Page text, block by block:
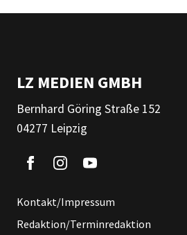
LZ MEDIEN GMBH
Bernhard Göring Straße 152
04277 Leipzig
Kontakt/Impressum
Redaktion/Terminredaktion